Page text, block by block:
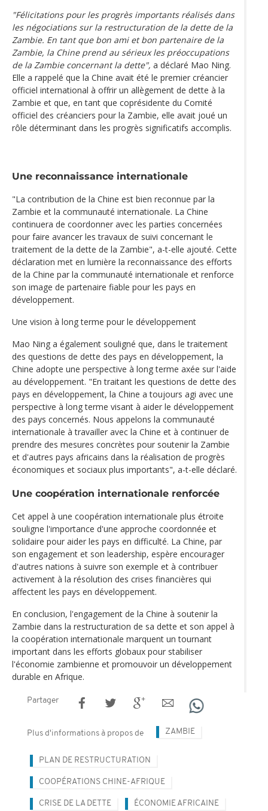
"Félicitations pour les progrès importants réalisés dans
les négociations sur la restructuration de la dette de la
Zambie. En tant que bon ami et bon partenaire de la
Zambie, la Chine prend au sérieux les préoccupations
de la Zambie concernant la dette", a déclaré Mao Ning.
Elle a rappelé que la Chine avait été le premier créancier
officiel international à offrir un allègement de dette à la
Zambie et que, en tant que coprésidente du Comité
officiel des créanciers pour la Zambie, elle avait joué un
rôle déterminant dans les progrès significatifs accomplis.
Une reconnaissance internationale
"La contribution de la Chine est bien reconnue par la
Zambie et la communauté internationale. La Chine
continuera de coordonner avec les parties concernées
pour faire avancer les travaux de suivi concernant le
traitement de la dette de la Zambie", a-t-elle ajouté. Cette
déclaration met en lumière la reconnaissance des efforts
de la Chine par la communauté internationale et renforce
son image de partenaire fiable pour les pays en
développement.
Une vision à long terme pour le développement
Mao Ning a également souligné que, dans le traitement
des questions de dette des pays en développement, la
Chine adopte une perspective à long terme axée sur l'aide
au développement. "En traitant les questions de dette des
pays en développement, la Chine a toujours agi avec une
perspective à long terme visant à aider le développement
des pays concernés. Nous appelons la communauté
internationale à travailler avec la Chine et à continuer de
prendre des mesures concrètes pour soutenir la Zambie
et d'autres pays africains dans la réalisation de progrès
économiques et sociaux plus importants", a-t-elle déclaré.
Une coopération internationale renforcée
Cet appel à une coopération internationale plus étroite
souligne l'importance d'une approche coordonnée et
solidaire pour aider les pays en difficulté. La Chine, par
son engagement et son leadership, espère encourager
d'autres nations à suivre son exemple et à contribuer
activement à la résolution des crises financières qui
affectent les pays en développement.
En conclusion, l'engagement de la Chine à soutenir la
Zambie dans la restructuration de sa dette et son appel à
la coopération internationale marquent un tournant
important dans les efforts globaux pour stabiliser
l'économie zambienne et promouvoir un développement
durable en Afrique.
Partager
Plus d'informations à propos de ZAMBIE
PLAN DE RESTRUCTURATION
COOPÉRATIONS CHINE-AFRIQUE
CRISE DE LA DETTE ÉCONOMIE AFRICAINE